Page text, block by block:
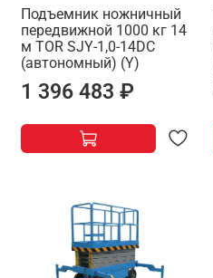
Подъемник ножничный
передвижной 1000 кг 14
м TOR SJY-1,0-14DC
(автономный) (Y)
1 396 483 ₽